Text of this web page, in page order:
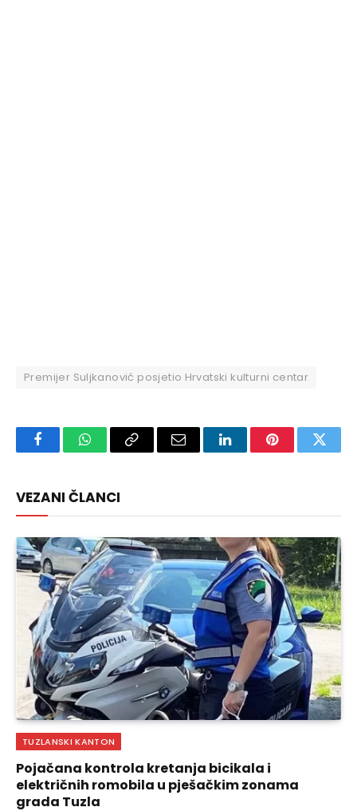
Premijer Suljkanović posjetio Hrvatski kulturni centar
FacebookWhatsAppCopy
Email LinkedInPinterest
VEZANI ČLANCI
TUZLANSKI KANTON
Pojačana kontrola kretanja bicikala i
električnih romobila u pješačkim zonama
grada Tuzla